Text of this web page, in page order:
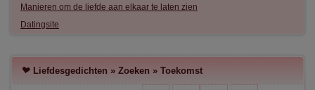
Manieren om de liefde aan elkaar te laten zien
Datingsite
Liefdesgedichten » Zoeken » Toekomst